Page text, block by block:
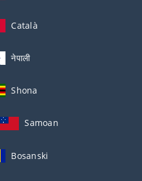
Català
नेपाली
Shona
Samoan
Bosanski